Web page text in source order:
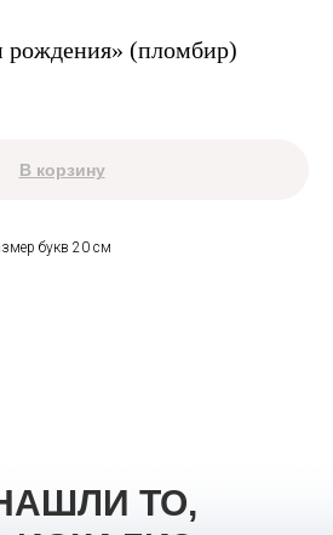
рождения» (пломбир)
В корзину
букв 20 см
ТО,